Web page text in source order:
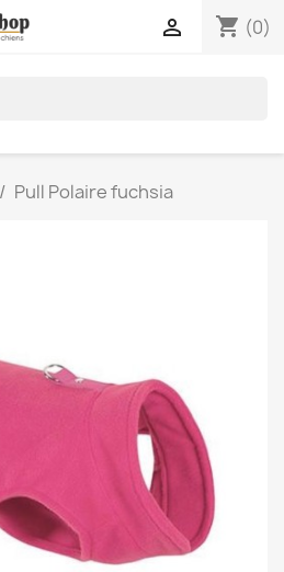
shopping_cart (0)

Pull Polaire fuchsia